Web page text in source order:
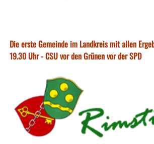
Die erste Gemeinde im Landkreis mit allen
19.30 Uhr - CSU vor den Grünen vor der SPD